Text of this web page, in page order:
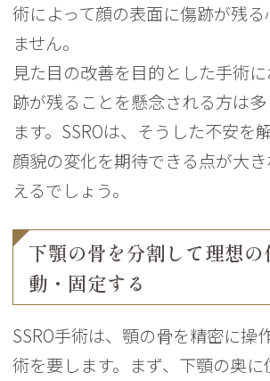
術によって顔の表面に傷跡が残る
ません。
見た目の改善を目的とした手術
跡が残ることを懸念される方は
ます。SSROは、そうした不安を
顔貌の変化を期待できる点が大
えるでしょう。
下顎の骨を分割して理想の
動・固定する
SSRO手術は、顎の骨を精密に操
術を要します。まず、下顎の奥